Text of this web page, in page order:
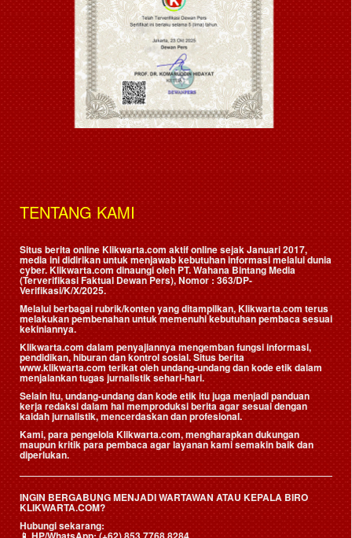
TENTANG KAMI
Situs berita online Klikwarta.com aktif online sejak Januari 2017,
media ini didirikan untuk menjawab kebutuhan informasi melalui dunia
cyber. Klikwarta.com dinaungi oleh PT. Wahana Bintang Media
(Terverifikasi Faktual Dewan Pers), Nomor : 363/DP-
Verifikasi/K/X/2025.
Melalui berbagai rubrik/konten yang ditampilkan, Klikwarta.com terus
melakukan pembenahan untuk memenuhi kebutuhan pembaca sesuai
kekiniannya.
Klikwarta.com dalam penyajiannya mengemban fungsi informasi,
pendidikan, hiburan dan kontrol sosial. Situs berita
www.klikwarta.com terikat oleh undang-undang dan kode etik dalam
menjalankan tugas jurnalistik sehari-hari.
Selain itu, undang-undang dan kode etik itu juga menjadi panduan
kerja redaksi dalam hal memproduksi berita agar sesuai dengan
kaidah jurnalistik, mencerdaskan dan profesional.
Kami, para pengelola Klikwarta.com, mengharapkan dukungan
maupun kritik para pembaca agar layanan kami semakin baik dan
diperlukan.
INGIN BERGABUNG MENJADI WARTAWAN ATAU KEPALA BIRO
KLIKWARTA.COM?
Hubungi sekarang: